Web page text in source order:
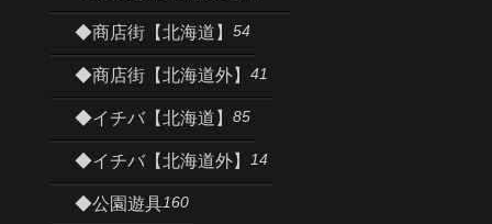
◆商店街【北海道】 54
◆商店街【北海道外】 41
◆イチバ【北海道】 85
◆イチバ【北海道外】 14
◆公園遊具160